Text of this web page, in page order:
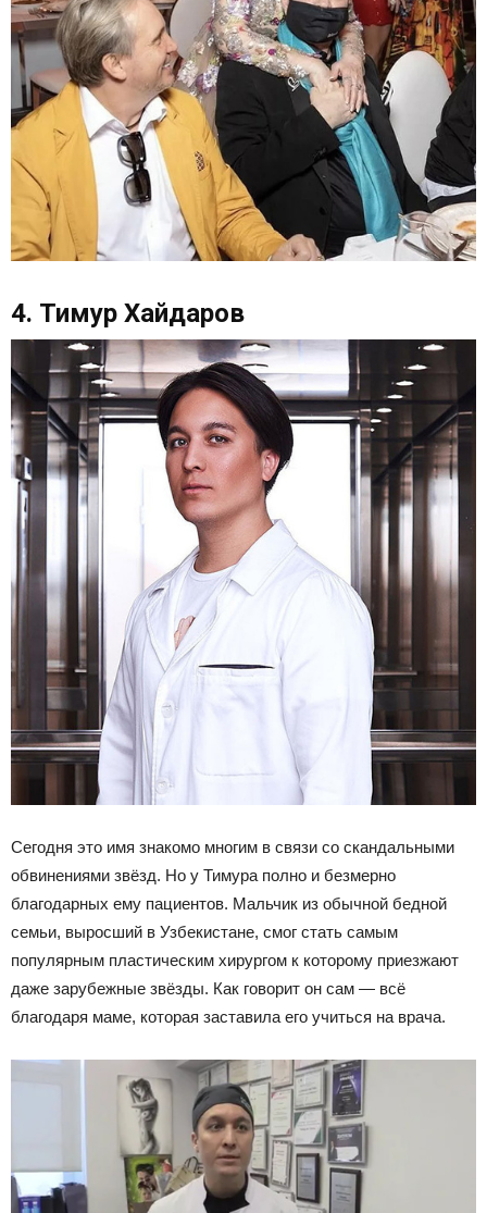
4. Тимур Хайдаров
Сегодня это имя знакомо многим в связи со скандальными
обвинениями звёзд. Но у Тимура полно и безмерно
благодарных ему пациентов. Мальчик из обычной бедной
семьи, выросший в Узбекистане, смог стать самым
популярным пластическим хирургом к которому приезжают
даже зарубежные звёзды. Как говорит он сам — всё
благодаря маме, которая заставила его учиться на врача.